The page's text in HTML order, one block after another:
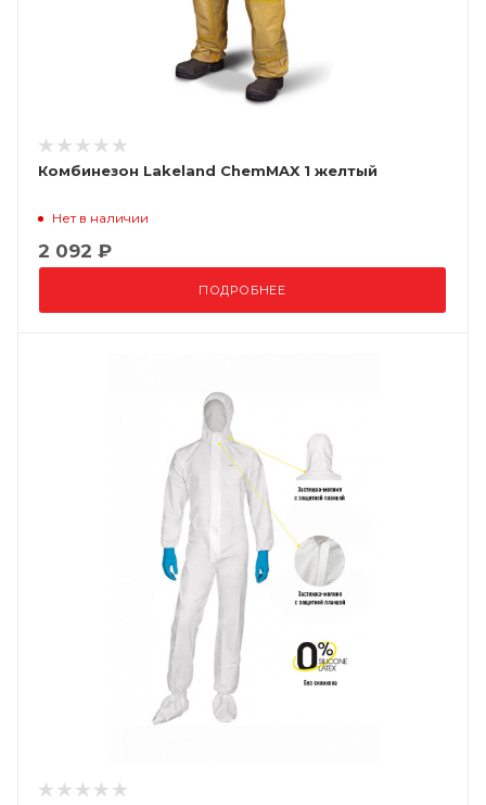
Комбинезон Lakeland ChemMAX 1 желтый
Нет в наличии
2 092 ₽
ПОДРОБНЕЕ